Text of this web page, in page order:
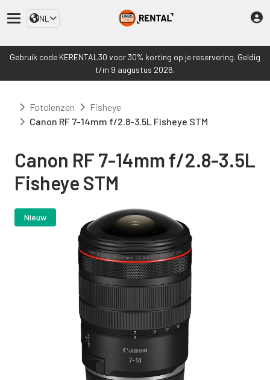
NL
Gebruik code KERENTAL30 voor 30% korting op je reservering. Geldig
t/m 9 augustus 2026.
Fotolenzen
Fisheye
Canon RF 7-14mm f/2.8-3.5L Fisheye STM
Canon RF 7-14mm f/2.8-3.5L
Fisheye STM
Nieuw